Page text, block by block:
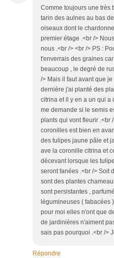
Comme toujours une très
tarin des aulnes au bas
oiseaux dont le
premier étage .<br />
nous .<br /> <br /> PS :
t'enverrais des graines
beaucoup , le degré de
/> Mais il faut avant que
dernière j'ai planté des
citrina et il y en a un qui a
me demande si le semis
plants qui vont fleurir .<br
coronilles est bien en
des tulipes jaune pâle et
ave la coronille citrina et
décevant lorsque les
seront fanées .<br /> Soit
sont des plantes
sont persistantes ,
légumineuses ( fabacées
pour moi elles n'ont que
de jardinières n'aiment
sais pas pourquoi .<br />
Répondre